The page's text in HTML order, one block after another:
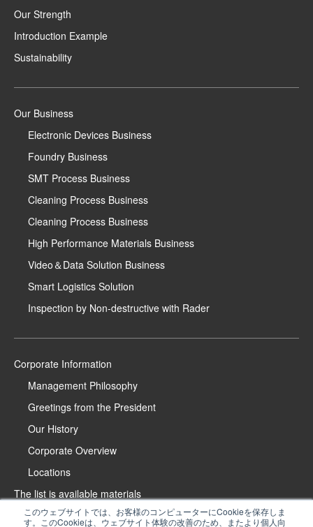
このウェブサイトでは、お客様のコンピューターにCookieを保存しま
す。このCookieは、ウェブサイト体験の改善のため、またより個人向
Our Strength
Introduction Example
Sustainability
Our Business
Electronic Devices Business
Foundry Business
SMT Process Business
Cleaning Process Business
Cleaning Process Business
High Performance Materials Business
Video＆Data Solution Business
Smart Logistics Solution
Inspection by Non-destructive with Rader
Corporate Information
Management Philosophy
Greetings from the President
Our History
Corporate Overview
Locations
The list is available materials
Contact Us